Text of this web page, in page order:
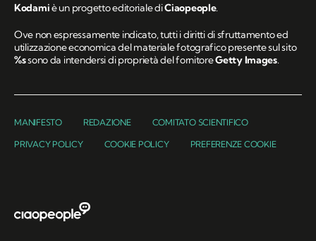
Kodamiè un progetto editoriale diCiaopeople.
Ove non espressamente indicato, tutti i diritti di sfruttamento ed
utilizzazione economica del materiale fotografico presente sul sito
%ssono da intendersi di proprietà del fornitoreGetty Images.
MANIFESTO REDAZIONE COMITATO SCIENTIFICO
PRIVACY POLICY COOKIE POLICY PREFERENZE COOKIE